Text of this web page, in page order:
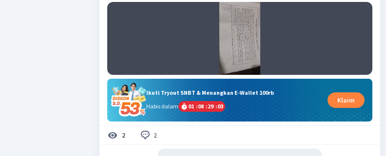
Ikuti Tryout SNBT & Menangkan E-Wallet 100rb
Habis dalam
01 :08 :29 :02
Klaim
2 2